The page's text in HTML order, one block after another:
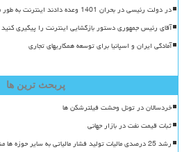
در دولت رئیسی در بحران 1401 وعده دادند اینترنت به طور موقت قطع می شود اما ماندگار شد
آقای رئیس جمهوری دستور بازگشایی اینترنت را پیگیری کنید
آمادگی ایران و اسپانیا برای توسعه همکاریهای تجاری
پربحث ترین ها
خردسالان در تونل وحشت فیلترشکن ها
ثبات قیمت نفت در بازار جهانی
رشد 25 درصدی مالیات تولید فشار مالیاتی به سایر حوزه ها منتقل شد